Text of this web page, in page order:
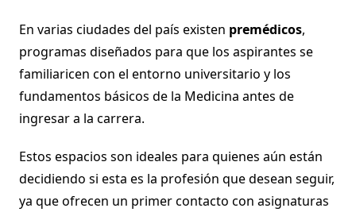
En varias ciudades del país existen premédicos,
programas diseñados para que los aspirantes se
familiaricen con el entorno universitario y los
fundamentos básicos de la Medicina antes de
ingresar a la carrera.
Estos espacios son ideales para quienes aún están
decidiendo si esta es la profesión que desean seguir,
ya que ofrecen un primer contacto con asignaturas